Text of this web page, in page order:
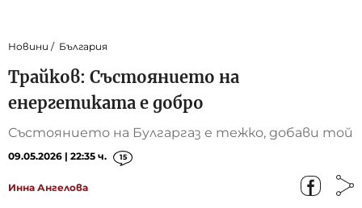
Новини България
Трайков: Състоянието на
енергетиката е добро
Състоянието на Булгаргаз е тежко, добави той
09.05.2026 | 22:35 ч. 15
Инна Ангелова